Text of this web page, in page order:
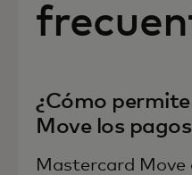
¿Cómo
Move los
Mastercard Move